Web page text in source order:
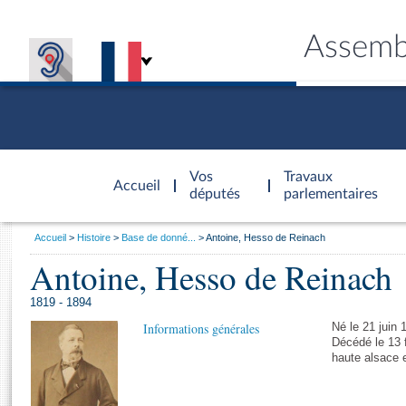
Accueil
d'accueil
Vos
députés
Travaux
parlementaires
Vous
Accueil Histoire Base de donné... Antoine, Hesso de Reinach
Antoine, Hesso de Reinach
1819 - 1894
Informations générales
Né le 21 juin
Décédé le
haute alsace